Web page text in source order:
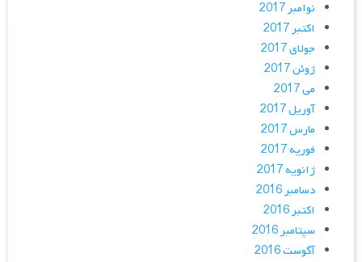
نوامبر 2017
اکتبر 2017
جولای 2017
ژوئن 2017
می 2017
آوریل 2017
مارس 2017
فوریه 2017
ژانویه 2017
دسامبر 2016
اکتبر 2016
سپتامبر 2016
آگوست 2016